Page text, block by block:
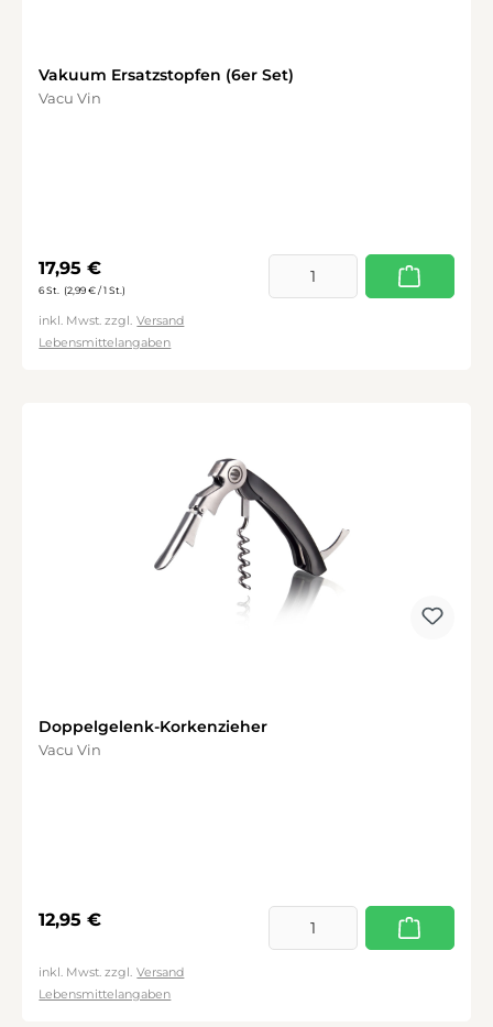
Vakuum Ersatzstopfen (6er Set)
Vacu Vin
Regulärer Preis:
17,95 €
6 St. (2,99 € / 1 St.)
inkl. Mwst. zzgl. Versand
Lebensmittelangaben
Doppelgelenk-Korkenzieher
Vacu Vin
Regulärer Preis:
12,95 €
inkl. Mwst. zzgl. Versand
Lebensmittelangaben